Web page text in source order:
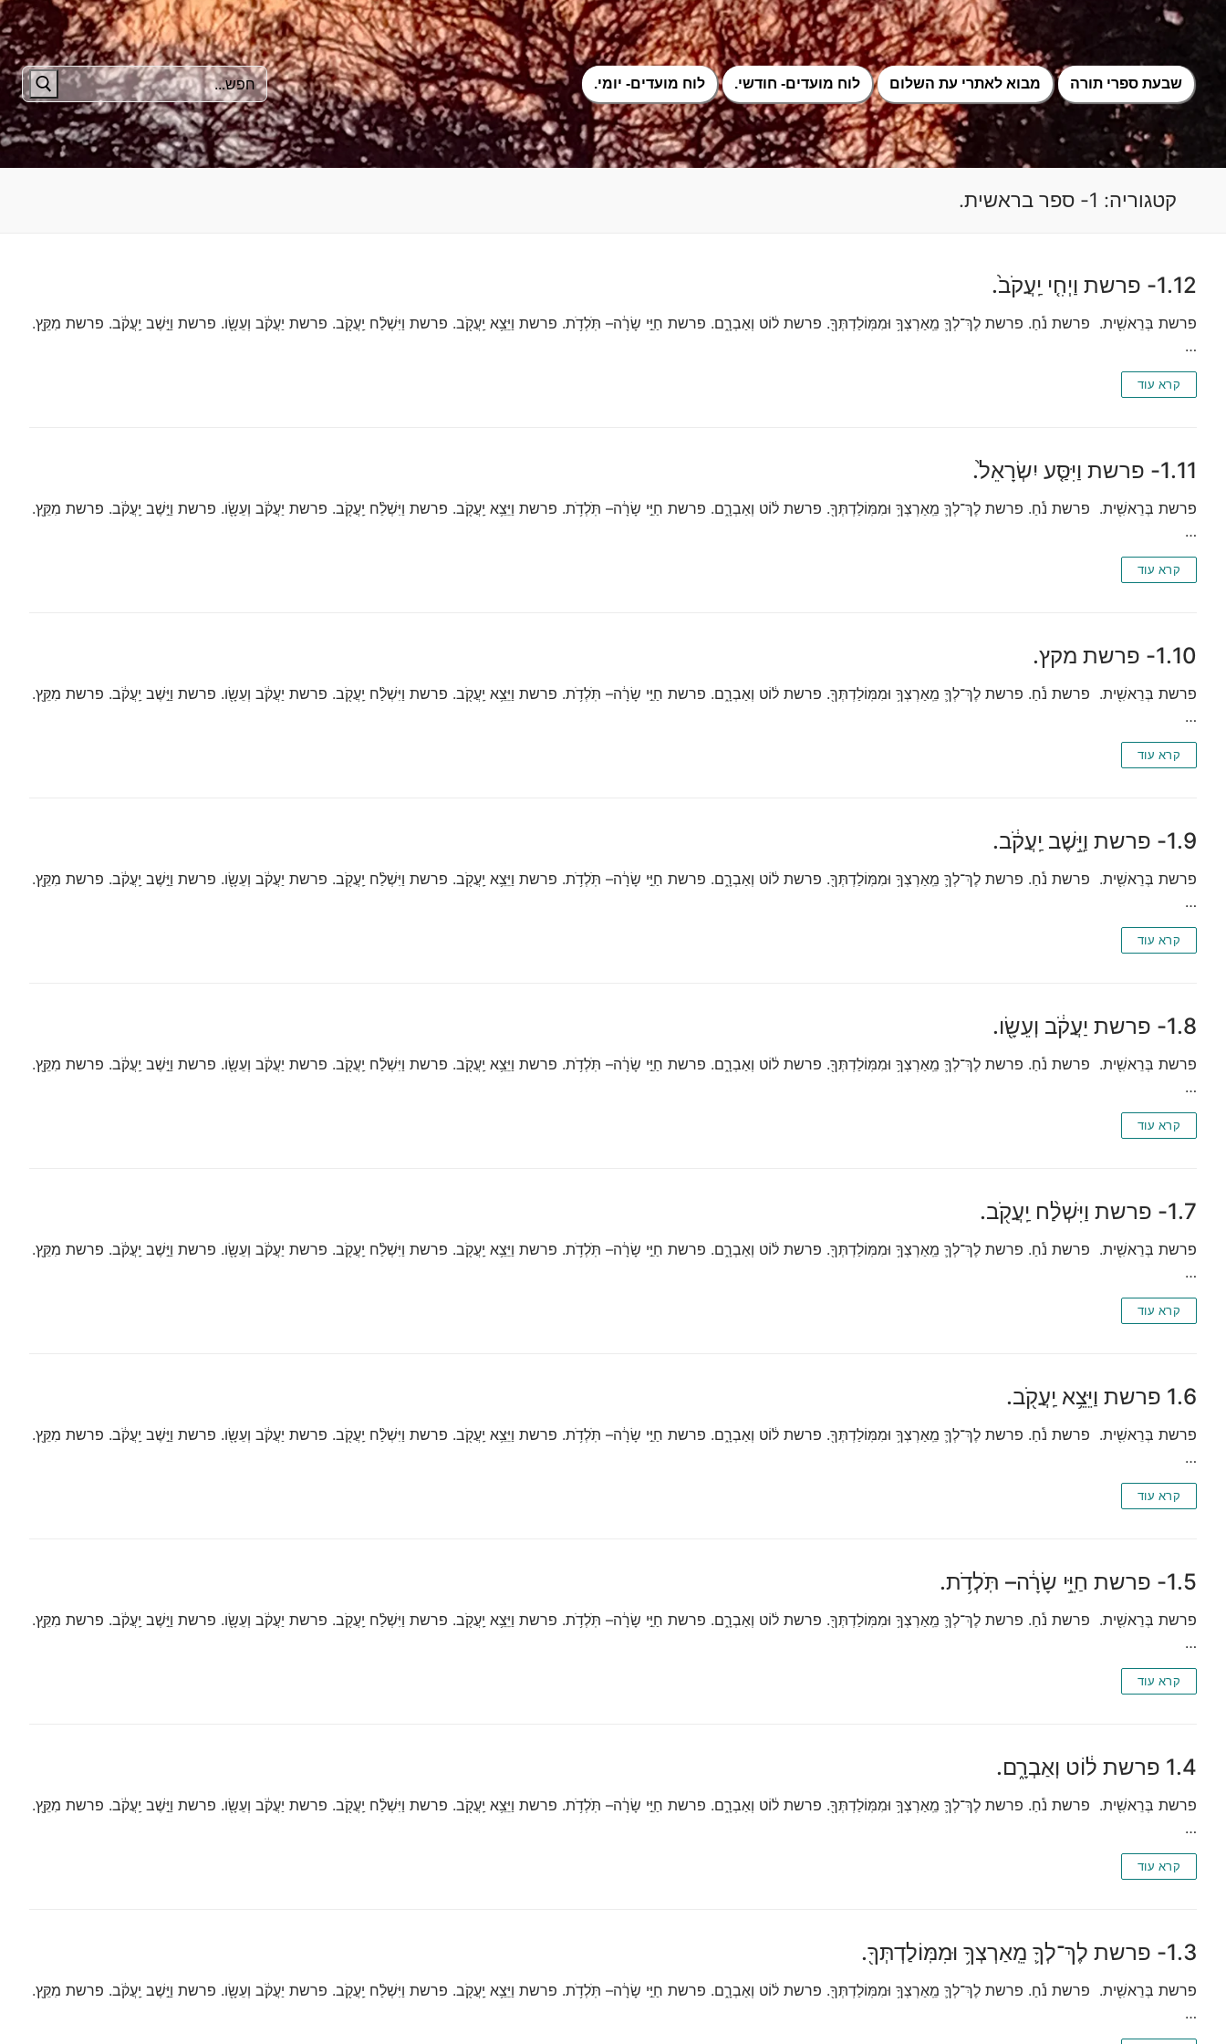
לוח מועדים- יומי. לוח מועדים- חודשי. מבוא לאתרי עת השלום שבעת ספרי תורה חפש:
קטגוריה: 1- ספר בראשית.
1.12- פרשת וַיְחִ֤י יַֽעֲקֹב֙.
פרשת בְּרֵאשִׁ֖ית. פרשת נֹ֕חַ. פרשת לֶךְ־לְךָ֛ מֵֽאַרְצְךָ֥ וּמִמּֽוֹלַדְתְּךָ֖. פרשת ל֔וֹט וְאַבְרָ֑ם. פרשת חַיֵּ֣י שָׂרָ֔ה– תֹּֽלְדֹ֥ת. פרשת וַיֵּצֵ֥א יַֽעֲקֹ֖ב. פרשת וַיִּשְׁלַ֨ח יַֽעֲקֹ֖ב. פרשת יַעֲקֹ֔ב וְעֵשָׂ֖ו. פרשת וַיֵּ֣שֶׁב יַֽעֲקֹ֔ב. פרשת מִקֵּ֖ץ.
…
קרא עוד
1.11- פרשת וַיִּסַּ֤ע יִשְׂרָאֵל֙.
פרשת בְּרֵאשִׁ֖ית. פרשת נֹ֕חַ. פרשת לֶךְ־לְךָ֛ מֵֽאַרְצְךָ֥ וּמִמּֽוֹלַדְתְּךָ֖. פרשת ל֔וֹט וְאַבְרָ֑ם. פרשת חַיֵּ֣י שָׂרָ֔ה– תֹּֽלְדֹ֥ת. פרשת וַיֵּצֵ֥א יַֽעֲקֹ֖ב. פרשת וַיִּשְׁלַ֨ח יַֽעֲקֹ֖ב. פרשת יַעֲקֹ֔ב וְעֵשָׂ֖ו. פרשת וַיֵּ֣שֶׁב יַֽעֲקֹ֔ב. פרשת מִקֵּ֖ץ.
…
קרא עוד
1.10- פרשת מקץ.
פרשת בְּרֵאשִׁ֖ית. פרשת נֹ֕חַ. פרשת לֶךְ־לְךָ֛ מֵֽאַרְצְךָ֥ וּמִמּֽוֹלַדְתְּךָ֖. פרשת ל֔וֹט וְאַבְרָ֑ם. פרשת חַיֵּ֣י שָׂרָ֔ה– תֹּֽלְדֹ֥ת. פרשת וַיֵּצֵ֥א יַֽעֲקֹ֖ב. פרשת וַיִּשְׁלַ֨ח יַֽעֲקֹ֖ב. פרשת יַעֲקֹ֔ב וְעֵשָׂ֖ו. פרשת וַיֵּ֣שֶׁב יַֽעֲקֹ֔ב. פרשת מִקֵּ֖ץ.
…
קרא עוד
1.9- פרשת וַיֵּ֣שֶׁב יַֽעֲקֹ֔ב.
פרשת בְּרֵאשִׁ֖ית. פרשת נֹ֕חַ. פרשת לֶךְ־לְךָ֛ מֵֽאַרְצְךָ֥ וּמִמּֽוֹלַדְתְּךָ֖. פרשת ל֔וֹט וְאַבְרָ֑ם. פרשת חַיֵּ֣י שָׂרָ֔ה– תֹּֽלְדֹ֥ת. פרשת וַיֵּצֵ֥א יַֽעֲקֹ֖ב. פרשת וַיִּשְׁלַ֨ח יַֽעֲקֹ֖ב. פרשת יַעֲקֹ֔ב וְעֵשָׂ֖ו. פרשת וַיֵּ֣שֶׁב יַֽעֲקֹ֔ב. פרשת מִקֵּ֖ץ.
…
קרא עוד
1.8- פרשת יַעֲקֹ֔ב וְעֵשָׂ֖ו.
פרשת בְּרֵאשִׁ֖ית. פרשת נֹ֕חַ. פרשת לֶךְ־לְךָ֛ מֵֽאַרְצְךָ֥ וּמִמּֽוֹלַדְתְּךָ֖. פרשת ל֔וֹט וְאַבְרָ֑ם. פרשת חַיֵּ֣י שָׂרָ֔ה– תֹּֽלְדֹ֥ת. פרשת וַיֵּצֵ֥א יַֽעֲקֹ֖ב. פרשת וַיִּשְׁלַ֨ח יַֽעֲקֹ֖ב. פרשת יַעֲקֹ֔ב וְעֵשָׂ֖ו. פרשת וַיֵּ֣שֶׁב יַֽעֲקֹ֔ב. פרשת מִקֵּ֖ץ.
…
קרא עוד
1.7- פרשת וַיִּשְׁלַ֨ח יַֽעֲקֹ֖ב.
פרשת בְּרֵאשִׁ֖ית. פרשת נֹ֕חַ. פרשת לֶךְ־לְךָ֛ מֵֽאַרְצְךָ֥ וּמִמּֽוֹלַדְתְּךָ֖. פרשת ל֔וֹט וְאַבְרָ֑ם. פרשת חַיֵּ֣י שָׂרָ֔ה– תֹּֽלְדֹ֥ת. פרשת וַיֵּצֵ֥א יַֽעֲקֹ֖ב. פרשת וַיִּשְׁלַ֨ח יַֽעֲקֹ֖ב. פרשת יַעֲקֹ֔ב וְעֵשָׂ֖ו. פרשת וַיֵּ֣שֶׁב יַֽעֲקֹ֔ב. פרשת מִקֵּ֖ץ.
…
קרא עוד
1.6 פרשת וַיֵּצֵ֥א יַֽעֲקֹ֖ב.
פרשת בְּרֵאשִׁ֖ית. פרשת נֹ֕חַ. פרשת לֶךְ־לְךָ֛ מֵֽאַרְצְךָ֥ וּמִמּֽוֹלַדְתְּךָ֖. פרשת ל֔וֹט וְאַבְרָ֑ם. פרשת חַיֵּ֣י שָׂרָ֔ה– תֹּֽלְדֹ֥ת. פרשת וַיֵּצֵ֥א יַֽעֲקֹ֖ב. פרשת וַיִּשְׁלַ֨ח יַֽעֲקֹ֖ב. פרשת יַעֲקֹ֔ב וְעֵשָׂ֖ו. פרשת וַיֵּ֣שֶׁב יַֽעֲקֹ֔ב. פרשת מִקֵּ֖ץ.
…
קרא עוד
1.5- פרשת חַיֵּ֣י שָׂרָ֔ה– תֹּֽלְדֹ֥ת.
פרשת בְּרֵאשִׁ֖ית. פרשת נֹ֕חַ. פרשת לֶךְ־לְךָ֛ מֵֽאַרְצְךָ֥ וּמִמּֽוֹלַדְתְּךָ֖. פרשת ל֔וֹט וְאַבְרָ֑ם. פרשת חַיֵּ֣י שָׂרָ֔ה– תֹּֽלְדֹ֥ת. פרשת וַיֵּצֵ֥א יַֽעֲקֹ֖ב. פרשת וַיִּשְׁלַ֨ח יַֽעֲקֹ֖ב. פרשת יַעֲקֹ֔ב וְעֵשָׂ֖ו. פרשת וַיֵּ֣שֶׁב יַֽעֲקֹ֔ב. פרשת מִקֵּ֖ץ.
…
קרא עוד
1.4 פרשת ל֔וֹט וְאַבְרָ֑ם.
פרשת בְּרֵאשִׁ֖ית. פרשת נֹ֕חַ. פרשת לֶךְ־לְךָ֛ מֵֽאַרְצְךָ֥ וּמִמּֽוֹלַדְתְּךָ֖. פרשת ל֔וֹט וְאַבְרָ֑ם. פרשת חַיֵּ֣י שָׂרָ֔ה– תֹּֽלְדֹ֥ת. פרשת וַיֵּצֵ֥א יַֽעֲקֹ֖ב. פרשת וַיִּשְׁלַ֨ח יַֽעֲקֹ֖ב. פרשת יַעֲקֹ֔ב וְעֵשָׂ֖ו. פרשת וַיֵּ֣שֶׁב יַֽעֲקֹ֔ב. פרשת מִקֵּ֖ץ.
…
קרא עוד
1.3- פרשת לֶךְ־לְךָ֛ מֵֽאַרְצְךָ֥ וּמִמּֽוֹלַדְתְּךָ֖.
פרשת בְּרֵאשִׁ֖ית. פרשת נֹ֕חַ. פרשת לֶךְ־לְךָ֛ מֵֽאַרְצְךָ֥ וּמִמּֽוֹלַדְתְּךָ֖. פרשת ל֔וֹט וְאַבְרָ֑ם. פרשת חַיֵּ֣י שָׂרָ֔ה– תֹּֽלְדֹ֥ת. פרשת וַיֵּצֵ֥א יַֽעֲקֹ֖ב. פרשת וַיִּשְׁלַ֨ח יַֽעֲקֹ֖ב. פרשת יַעֲקֹ֔ב וְעֵשָׂ֖ו. פרשת וַיֵּ֣שֶׁב יַֽעֲקֹ֔ב. פרשת מִקֵּ֖ץ.
…